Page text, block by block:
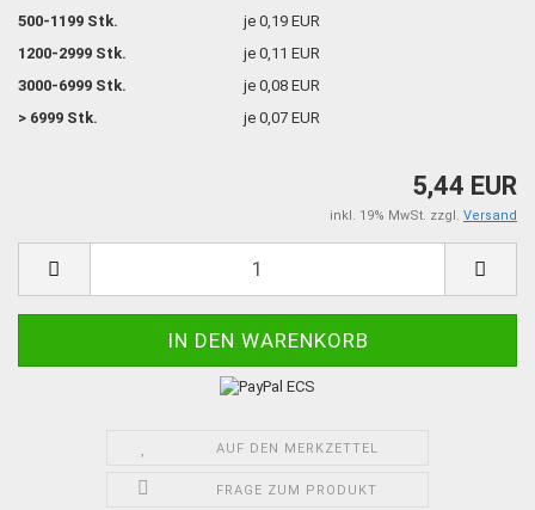
500-1199 Stk.
je 0,19 EUR
1200-2999 Stk.
je 0,11 EUR
3000-6999 Stk.
je 0,08 EUR
> 6999 Stk.
je 0,07 EUR
5,44 EUR
inkl. 19% MwSt. zzgl. Versand
AUF DEN MERKZETTEL
FRAGE ZUM PRODUKT